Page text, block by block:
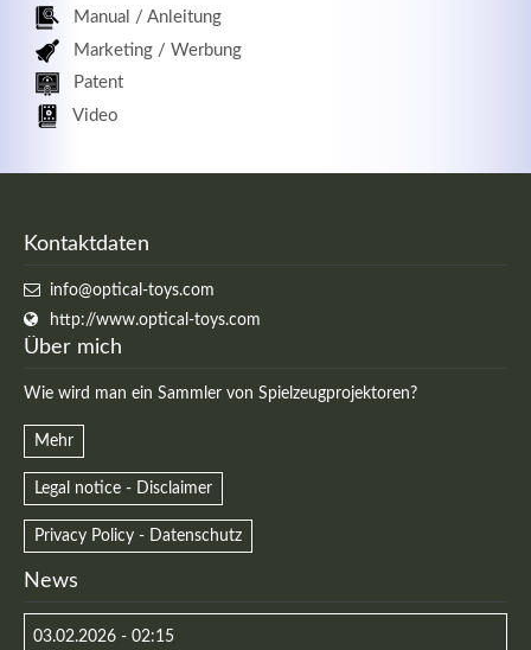
Manual / Anleitung
Marketing / Werbung
Patent
Video
Kontaktdaten
info@optical-toys.com
http://www.optical-toys.com
Über mich
Wie wird man ein Sammler von Spielzeugprojektoren?
Mehr
Legal notice - Disclaimer
Privacy Policy - Datenschutz
News
03.02.2026 - 02:15